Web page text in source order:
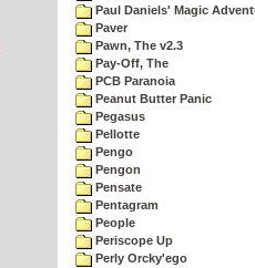
Paul Daniels' Magic
Paver
Pawn, The v2.3
Pay-Off, The
PCB Paranoia
Peanut Butter Panic
Pegasus
Pellotte
Pengo
Pengon
Pensate
Pentagram
People
Periscope Up
Perly Orcky'ego